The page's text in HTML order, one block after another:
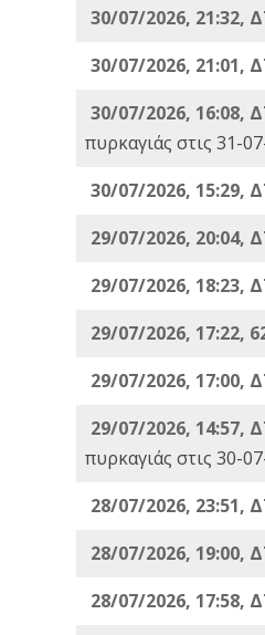
30/07/2026, 21:32,
30/07/2026, 21:01,
30/07/2026, 16:08,
πυρκαγιάς στις 31-
30/07/2026, 15:29,
29/07/2026, 20:04,
29/07/2026, 18:23,
29/07/2026, 17:22,
29/07/2026, 17:00,
29/07/2026, 14:57,
πυρκαγιάς στις 30-
28/07/2026, 23:51,
28/07/2026, 19:00,
28/07/2026, 17:58,